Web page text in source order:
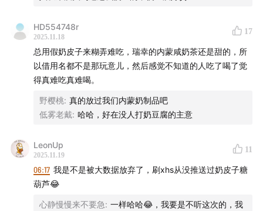
目推荐给朋友
本节目音频内容及文字版权归声动活泼所有，未经授权
不得用于 AI 模型训练等用途
HD554748r
2025.11.18
17
总用假奶皮子来糊弄难吃，瑞幸的内蒙咸奶茶还是甜的，所
以借用名都不是那玩意儿，然后感觉不知道的人吃了喝了觉
得真难吃真难喝。
野樱桃: 真的放过我们内蒙奶制品吧
低雾老戴: 哈哈，好在没人打奶豆腐的主意
LeonUp
2025.11.19
11
06:17 我是不是被大数据放弃了，刷xhs从没推送过奶皮子糖
葫芦😂
心静慢慢来不要急: 一样哈哈😂，我要是不听这次的，我